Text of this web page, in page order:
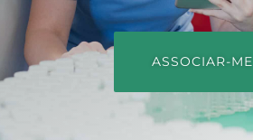
ASSOCIAR-ME